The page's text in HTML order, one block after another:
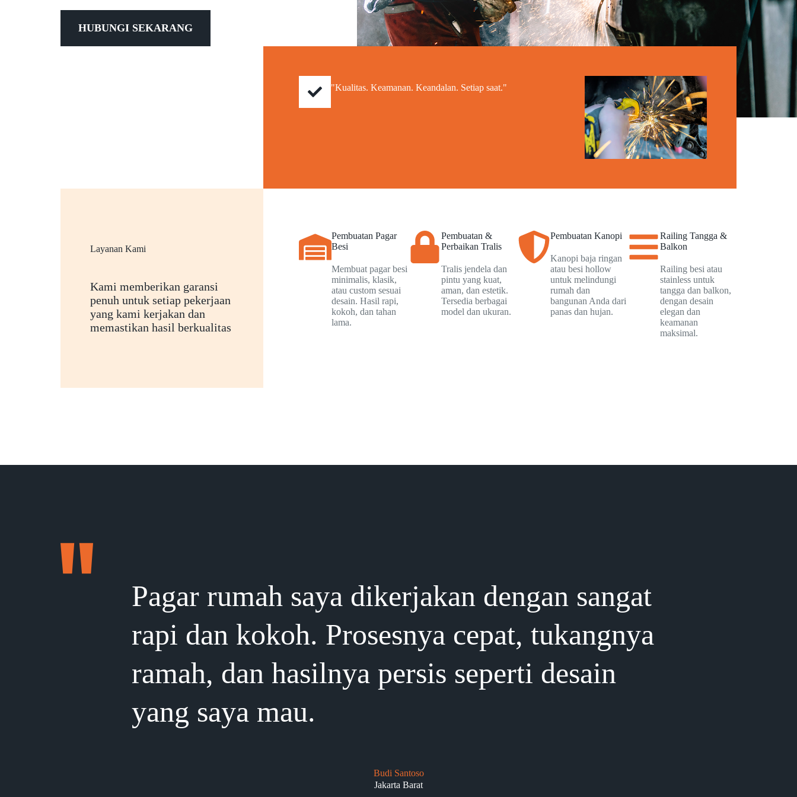
HUBUNGI SEKARANG
"Kualitas. Keamanan. Keandalan. Setiap saat."
Layanan Kami
Kami memberikan garansi
penuh untuk setiap pekerjaan
yang kami kerjakan dan
memastikan hasil berkualitas
Pembuatan Pagar
Besi
Membuat pagar besi
minimalis, klasik,
atau custom sesuai
desain. Hasil rapi,
kokoh, dan tahan
lama.
Pembuatan &
Perbaikan Tralis
Tralis jendela dan
pintu yang kuat,
aman, dan estetik.
Tersedia berbagai
model dan ukuran.
Pembuatan Kanopi
Kanopi baja ringan
atau besi hollow
untuk melindungi
rumah dan
bangunan Anda dari
panas dan hujan.
Railing Tangga &
Balkon
Railing besi atau
stainless untuk
tangga dan balkon,
dengan desain
elegan dan
keamanan
maksimal.
Pagar rumah saya dikerjakan dengan sangat
rapi dan kokoh. Prosesnya cepat, tukangnya
ramah, dan hasilnya persis seperti desain
yang saya mau.
Budi Santoso
Jakarta Barat